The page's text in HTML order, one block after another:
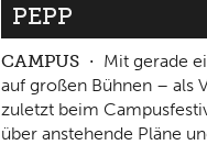
PEPP
CAMPUS
Mit gerade
auf großen Bühnen – als
zuletzt beim
über anstehende Pläne